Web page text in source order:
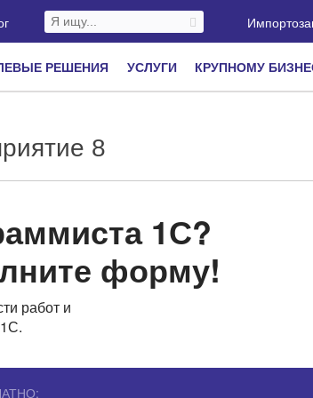
РЕШЕНИЯ УСЛУГИ КРУПНОМУ
8
1С?
форму!
работ и